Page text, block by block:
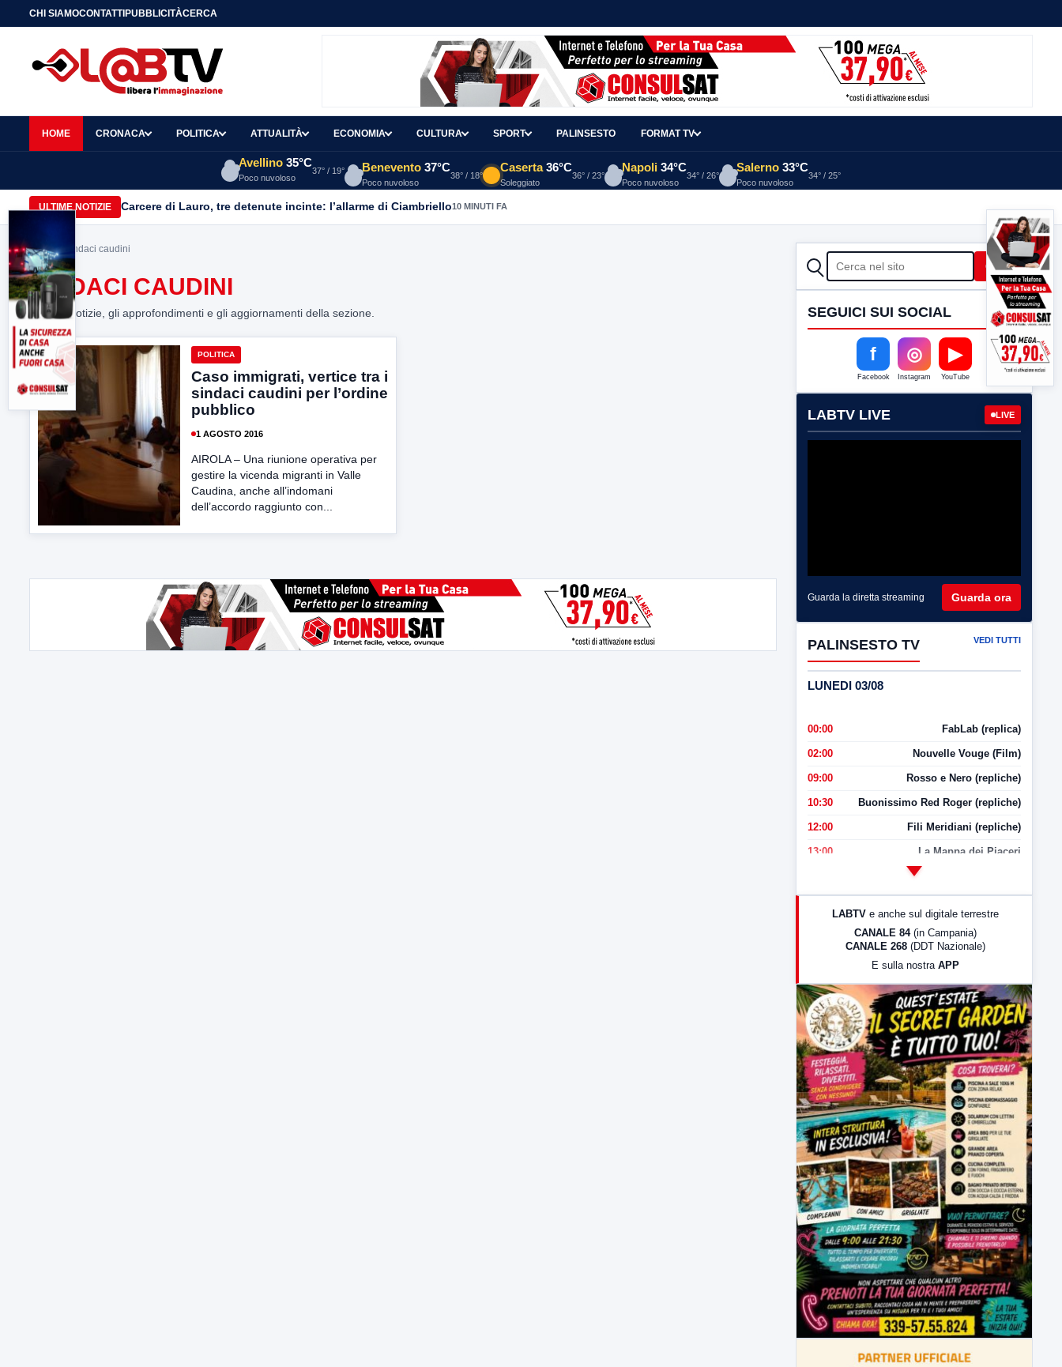
CHI SIAMOCONTATTIPUBBLICITÀCERCA
HOME CRONACA POLITICA ATTUALITÀ ECONOMIA CULTURA SPORT PALINSESTO FORMAT TV
Avellino 35°C
Poco nuvoloso
37° / 19° Benevento 37°C
Poco nuvoloso
38° / 18°
Caserta 36°C
Soleggiato
36° / 23°
Napoli 34°C
Poco nuvoloso
34° / 26°
Salerno 33°C
Poco nuvoloso
34° / 25°
ULTIME NOTIZIE Carcere di Lauro, tre detenute incinte: l’allarme di Ciambriello10 MINUTI FA
Home> sindaci caudini
SINDACI CAUDINI
Tutte le notizie, gli approfondimenti e gli aggiornamenti della sezione.
POLITICA
Caso immigrati, vertice tra i
sindaci caudini per l’ordine
pubblico
1 AGOSTO 2016
AIROLA – Una riunione operativa per
gestire la vicenda migranti in Valle
Caudina, anche all’indomani
dell’accordo raggiunto con...
CERCA Cerca
SEGUICI SUI SOCIAL
f
Facebook
◎
Instagram
▶
YouTube
LABTV LIVE LIVE
Guarda la diretta streaming Guarda ora
PALINSESTO TV VEDI TUTTI
LUNEDI 03/08
00:00 FabLab (replica)
02:00 Nouvelle Vouge (Film)
09:00 Rosso e Nero (repliche)
10:30 Buonissimo Red Roger (repliche)
12:00 Fili Meridiani (repliche)
13:00 La Mappa dei Piaceri
LabNews (Diretta)
23:00 LabNews (replica)
LABTV e anche sul digitale terrestre
CANALE 84 (in Campania)
CANALE 268 (DDT Nazionale)
E sulla nostra APP